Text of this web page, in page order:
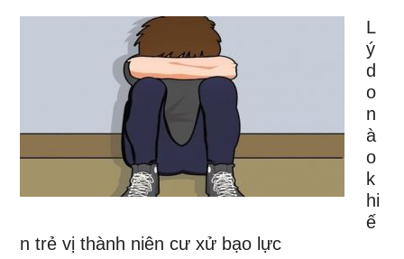
L
ý
d
o
n
à
o
k
hi
ế
n trẻ vị thành niên cư xử bạo lực